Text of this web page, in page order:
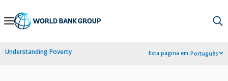
Skip
Navigation
Understanding Poverty Esta página em:Português